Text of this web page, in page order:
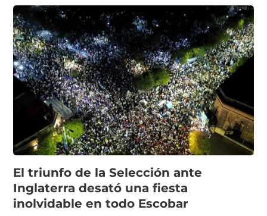
El triunfo de la Selección ante
Inglaterra desató una fiesta
inolvidable en todo Escobar